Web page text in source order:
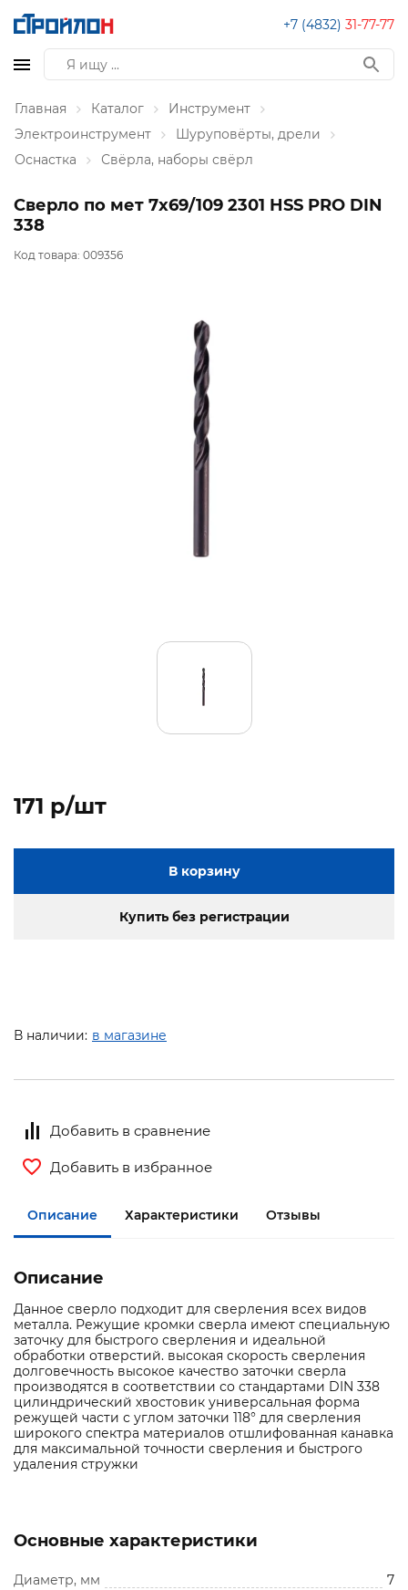
+7 (4832) 31-77-77
Главная Каталог
Инструмент
Электроинструмент
Шуруповёрты, дрели
Оснастка
Свёрла, наборы свёрл
Сверло по мет 7х69/109 2301 HSS PRO DIN
338
Код товара: 009356
171 p/шт
В корзину
Купить без регистрации
В наличии: в магазине
Добавить в сравнение
Добавить в избранное
Описание Характеристики Отзывы
Описание
Данное сверло подходит для сверления всех видов
металла. Режущие кромки сверла имеют специальную
заточку для быстрого сверления и идеальной
обработки отверстий. высокая скорость сверления
долговечность высокое качество заточки сверла
производятся в соответствии со стандартами DIN 338
цилиндрический хвостовик универсальная форма
режущей части с углом заточки 118° для сверления
широкого спектра материалов отшлифованная канавка
для максимальной точности сверления и быстрого
удаления стружки
Основные характеристики
Диаметр, мм
7